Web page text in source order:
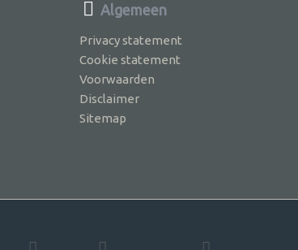
Algemeen
Privacy statement
Cookie statement
Voorwaarden
Disclaimer
Sitemap